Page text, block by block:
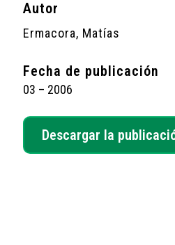
Autor
Ermacora, Matías
Fecha de publicación
03 – 2006
Descargar la